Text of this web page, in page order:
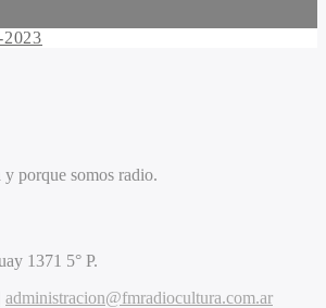
porque somos radio.
1371 5° P.
administracion@fmradiocultura.com.ar